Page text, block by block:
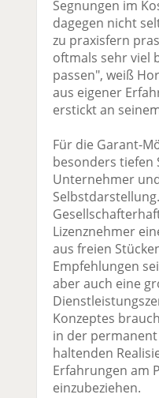
Segnungen im
dagegen nicht
zu praxisfern
oftmals sehr viel
passen", weiß
aus eigener
erstickt an
Für die Garant-
besonders tiefen
Unternehmer
Lizenznehmer
aus freien
Empfehlungen
aber auch eine
Konzeptes
in der
haltenden
Erfahrungen am
einzubeziehen.